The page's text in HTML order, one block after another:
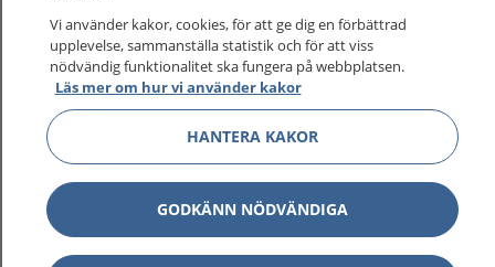
Kontakt
Behandling av personuppgifter
Hantering av kakor
Vi använder kakor, cookies, för att ge dig en förbättrad
upplevelse, sammanställa statistik och för att viss
nödvändig funktionalitet ska fungera på webbplatsen.
Läs mer om hur vi använder kakor
HANTERA KAKOR
GODKÄNN NÖDVÄNDIGA